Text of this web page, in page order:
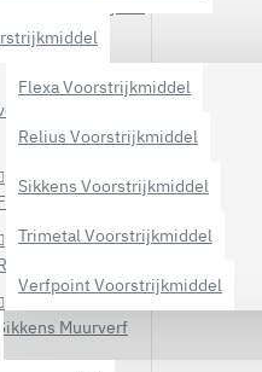
Flexa Voorstrijkmiddel
Relius Voorstrijkmiddel
Sikkens Voorstrijkmiddel
Trimetal Voorstrijkmiddel
Verfpoint Voorstrijkmiddel
en latexverf
muurverf
Muurverf
Sikkens Muurverf